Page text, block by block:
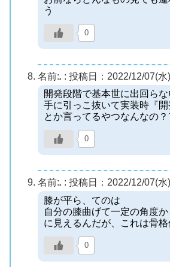
う
0
名前:. : 投稿日：2022/12/07(水
開発段階で基本世に出回ら
手に引っこ抜いて実装時『開
とか言ってるやつなんなの？
0
名前:. : 投稿日：2022/12/07(水
膝が平ら、てのは
自分の膝曲げて一定の角度
に見えるんだが、これは骨格
0